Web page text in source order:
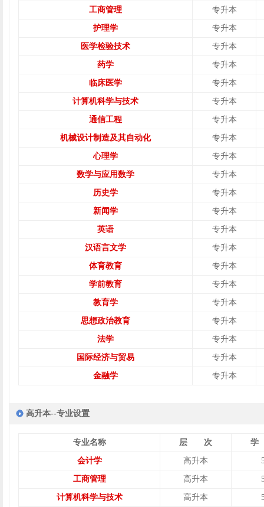
工商管理 专升本
护理学 专升本
医学检验技术 专升本
药学 专升本
临床医学 专升本
计算机科学与技术 专升本
通信工程 专升本
机械设计制造及其自动化 专升本
心理学 专升本
数学与应用数学 专升本
历史学 专升本
新闻学 专升本
英语 专升本
汉语言文学 专升本
体育教育 专升本
学前教育 专升本
教育学 专升本
思想政治教育 专升本
法学 专升本
国际经济与贸易 专升本
金融学 专升本
高升本--专业设置
专业名称 层 次
会计学 高升本
工商管理 高升本
计算机科学与技术 高升本